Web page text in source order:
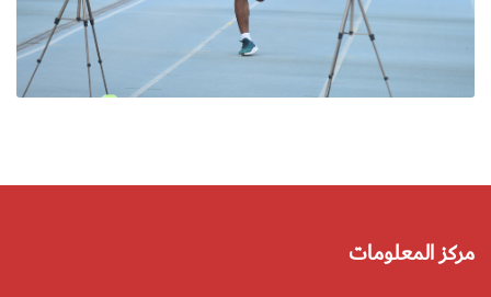
مركز المعلومات